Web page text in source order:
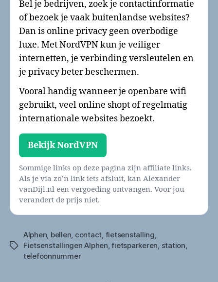
Bel je bedrijven, zoek je contactinformatie
of bezoek je vaak buitenlandse websites?
Dan is online privacy geen overbodige
luxe. Met NordVPN kun je veiliger
internetten, je verbinding versleutelen en
je privacy beter beschermen.
Vooral handig wanneer je openbare wifi
gebruikt, veel online shopt of regelmatig
internationale websites bezoekt.
Bekijk NordVPN
Sommige links op deze pagina zijn affiliate links.
Als je via zo’n link iets afsluit, kan Alexander
vanDijl.nl een vergoeding ontvangen. Voor jou
verandert de prijs niet.
Tags
Alphen bellen contact fietsenstalling
Fietsenstallingen Alphen ,fietsparkeren station
telefoonnummer